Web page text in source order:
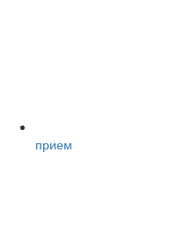
прием